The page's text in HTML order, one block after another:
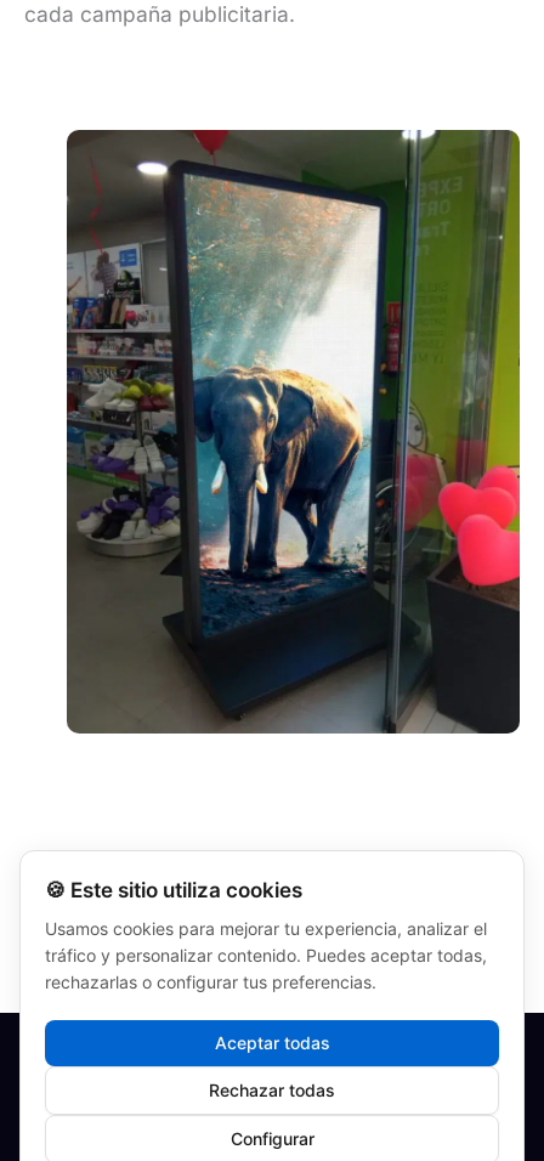
cada campaña publicitaria.
ANTERIOR SIGUIENTE
Condiciones generales
Politica de privacidad
Política de cookies
Copyright © 2026
Publiled - Digital Signage
🍪 Este sitio utiliza cookies
Usamos cookies para mejorar tu experiencia, analizar el
tráfico y personalizar contenido. Puedes aceptar todas,
rechazarlas o configurar tus preferencias.
Aceptar todas
Rechazar todas
Configurar